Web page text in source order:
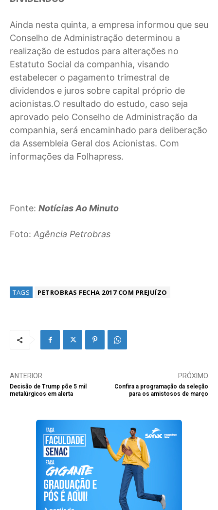
Ainda nesta quinta, a empresa informou que seu
Conselho de Administração determinou a
realização de estudos para alterações no
Estatuto Social da companhia, visando
estabelecer o pagamento trimestral de
dividendos e juros sobre capital próprio de
acionistas.O resultado do estudo, caso seja
aprovado pelo Conselho de Administração da
companhia, será encaminhado para deliberação
da Assembleia Geral dos Acionistas. Com
informações da Folhapress.
Fonte: Notícias Ao Minuto
Foto: Agência Petrobras
TAGS PETROBRAS FECHA 2017 COM PREJUÍZO
ANTERIOR
Decisão de Trump põe 5 mil
metalúrgicos em alerta
PRÓXIMO
Confira a programação da seleção
para os amistosos de março